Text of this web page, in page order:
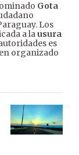
Gota
Los
a lausura
es
organizado